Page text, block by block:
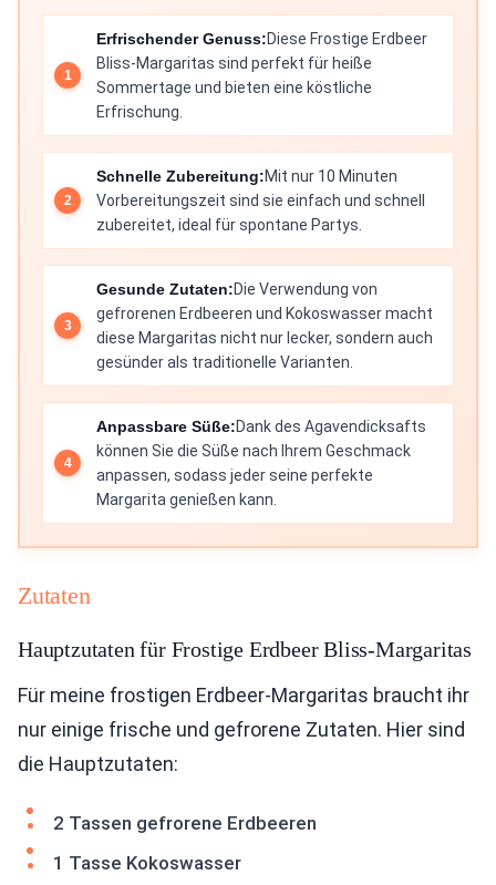
Erfrischender Genuss:Diese Frostige Erdbeer
Bliss-Margaritas sind perfekt für heiße
Sommertage und bieten eine köstliche
Erfrischung.
Schnelle Zubereitung:Mit nur 10 Minuten
Vorbereitungszeit sind sie einfach und schnell
zubereitet, ideal für spontane Partys.
Gesunde Zutaten:Die Verwendung von
gefrorenen Erdbeeren und Kokoswasser macht
diese Margaritas nicht nur lecker, sondern auch
gesünder als traditionelle Varianten.
Anpassbare Süße:Dank des Agavendicksafts
können Sie die Süße nach Ihrem Geschmack
anpassen, sodass jeder seine perfekte
Margarita genießen kann.
Zutaten
Hauptzutaten für Frostige Erdbeer Bliss-Margaritas
Für meine frostigen Erdbeer-Margaritas braucht ihr
nur einige frische und gefrorene Zutaten. Hier sind
die Hauptzutaten:
2 Tassen gefrorene Erdbeeren
1 Tasse Kokoswasser